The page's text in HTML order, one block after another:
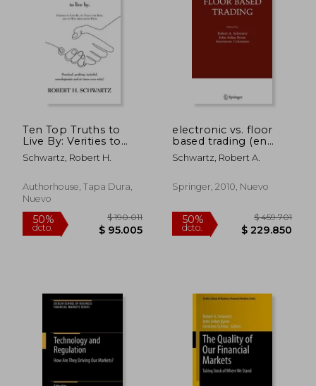
dcto. dcto.
Ten Top Truths to
Live By: Verities to
Live By, to Teach the
Kids, and to Win
Inglés)
Schwartz, Robert H.
Authorhouse, Tapa Dura,
Nuevo
electronic vs. floor
based trading (en
Inglés)
Schwartz, Robert A.
Springer, 2010, Nuevo